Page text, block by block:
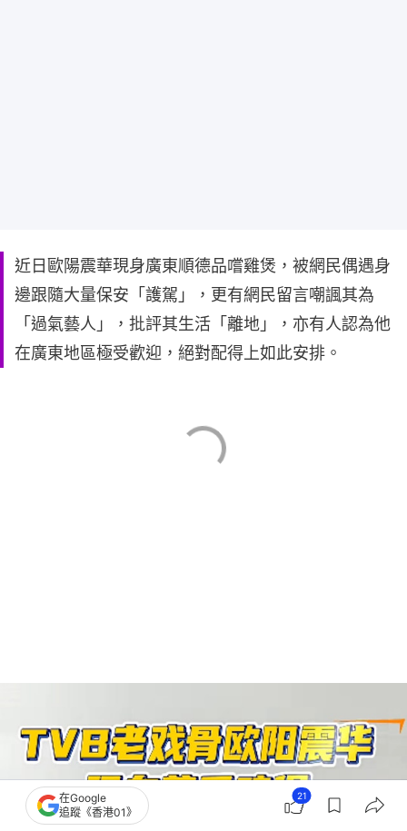
近日歐陽震華現身廣東順德品嚐雞煲，被網民偶遇身
邊跟隨大量保安「護駕」，更有網民留言嘲諷其為
「過氣藝人」，批評其生活「離地」，亦有人認為他
在廣東地區極受歡迎，絕對配得上如此安排。
在Google
追蹤《香港01》
21